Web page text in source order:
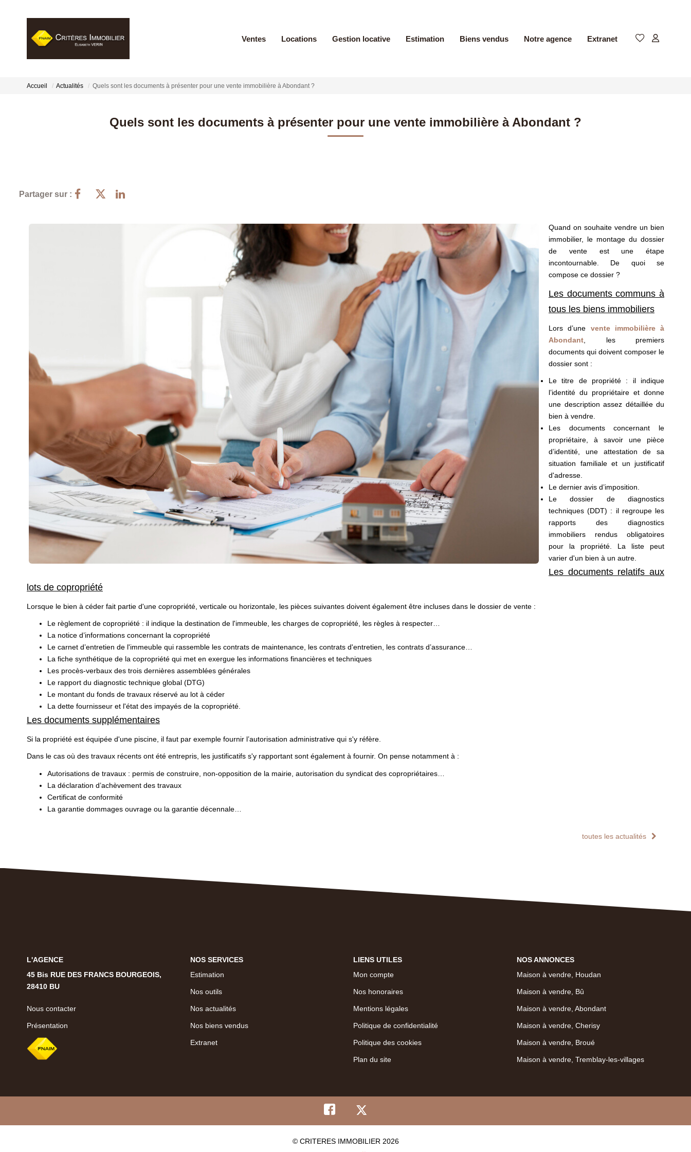
Ventes Locations Gestion locative Estimation Biens vendus Notre agence Extranet
Accueil Actualités Quels sont les documents à présenter pour une vente immobilière à Abondant ?
Quels sont les documents à présenter pour une vente immobilière à Abondant ?
Partager sur :
Quand on souhaite vendre un bien
immobilier, le montage du dossier
de vente est une étape
incontournable. De quoi se
compose ce dossier ?
Les documents communs à
tous les biens immobiliers
Lors d’une vente immobilière à
Abondant , les premiers
documents qui doivent composer le
dossier sont :
Le titre de propriété : il indique
l’identité du propriétaire et donne
une description assez détaillée du
bien à vendre.
Les documents concernant le
propriétaire, à savoir une pièce
d’identité, une attestation de sa
situation familiale et un justificatif
d'adresse.
Le dernier avis d’imposition.
Le dossier de diagnostics
techniques (DDT) : il regroupe les
rapports des diagnostics
immobiliers rendus obligatoires
pour la propriété. La liste peut
varier d'un bien à un autre.
Les documents relatifs aux
lots de copropriété
Lorsque le bien à céder fait partie d'une copropriété, verticale ou horizontale, les pièces suivantes doivent également être incluses dans le dossier de vente :
Le règlement de copropriété : il indique la destination de l'immeuble, les charges de copropriété, les règles à respecter…
La notice d’informations concernant la copropriété
Le carnet d’entretien de l'immeuble qui rassemble les contrats de maintenance, les contrats d'entretien, les contrats d’assurance…
La fiche synthétique de la copropriété qui met en exergue les informations financières et techniques
Les procès-verbaux des trois dernières assemblées générales
Le rapport du diagnostic technique global (DTG)
Le montant du fonds de travaux réservé au lot à céder
La dette fournisseur et l'état des impayés de la copropriété.
Les documents supplémentaires
Si la propriété est équipée d'une piscine, il faut par exemple fournir l’autorisation administrative qui s'y réfère.
Dans le cas où des travaux récents ont été entrepris, les justificatifs s'y rapportant sont également à fournir. On pense notamment à :
Autorisations de travaux : permis de construire, non-opposition de la mairie, autorisation du syndicat des copropriétaires…
La déclaration d’achèvement des travaux
Certificat de conformité
La garantie dommages ouvrage ou la garantie décennale…
toutes les actualités
L'AGENCE
45 Bis RUE DES FRANCS BOURGEOIS,
28410 BU
Nous contacter
Présentation
NOS SERVICES
Estimation
Nos outils
Nos actualités
Nos biens vendus
Extranet
LIENS UTILES
Mon compte
Nos honoraires
Mentions légales
Politique de confidentialité
Politique des cookies
Plan du site
NOS ANNONCES
Maison à vendre, Houdan
Maison à vendre, Bû
Maison à vendre, Abondant
Maison à vendre, Cherisy
Maison à vendre, Broué
Maison à vendre, Tremblay-les-villages
© CRITERES IMMOBILIER 2026